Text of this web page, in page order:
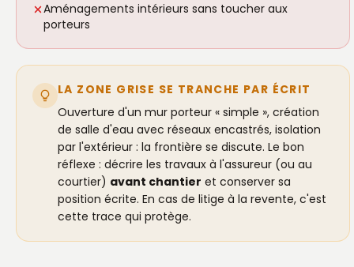
Aménagements intérieurs sans toucher aux
porteurs
LA ZONE GRISE SE TRANCHE PAR ÉCRIT
Ouverture d'un mur porteur « simple », création
de salle d'eau avec réseaux encastrés, isolation
par l'extérieur : la frontière se discute. Le bon
réflexe : décrire les travaux à l'assureur (ou au
courtier) avant chantier et conserver sa
position écrite. En cas de litige à la revente, c'est
cette trace qui protège.